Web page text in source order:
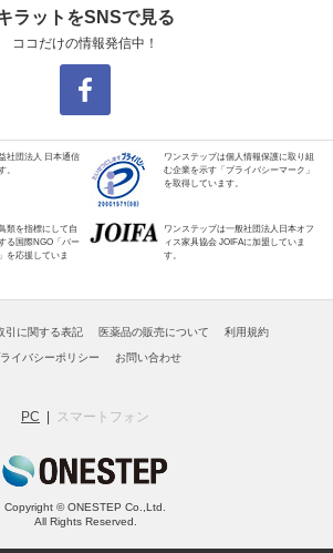
ラットをSNSで見る
ココだけの情報発信中！
社団法人 日本通信
。
ワンステップは個人情報保護に取り組
む企業を示す「プライバシーマーク」
を取得しています。
類を指標にして自
る国際NGO「バー
を応援していま
ワンステップは一般社団法人日本オフ
ィス家具協会 JOIFAに加盟していま
す。
引に関する表記 医薬品の販売について 利用規約
イバシーポリシー お問い合わせ
PC スマートフォン
Copyright © ONESTEP Co.,Ltd.
All Rights Reserved.